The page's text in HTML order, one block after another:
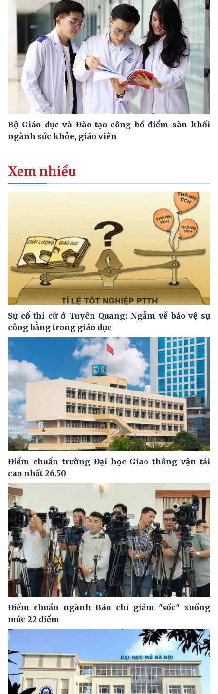
Bộ Giáo dục và Đào tạo công bố điểm sàn khối
ngành sức khỏe, giáo viên
Xem nhiều
Sự cố thi cử ở Tuyên Quang: Ngẫm về bảo vệ sự
công bằng trong giáo dục
Điểm chuẩn trường Đại học Giao thông vận tải
cao nhất 26.50
Điểm chuẩn ngành Báo chí giảm "sốc" xuống
mức 22 điểm